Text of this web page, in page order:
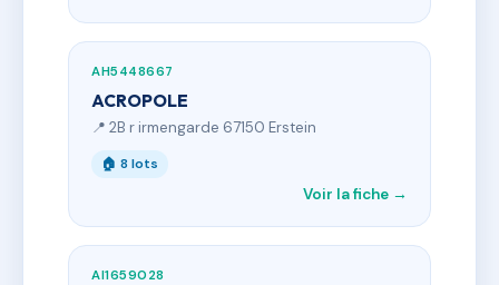
AH5448667
ACROPOLE
📍 2B r irmengarde 67150 Erstein
🏠 8 lots
Voir la fiche →
AI1659028